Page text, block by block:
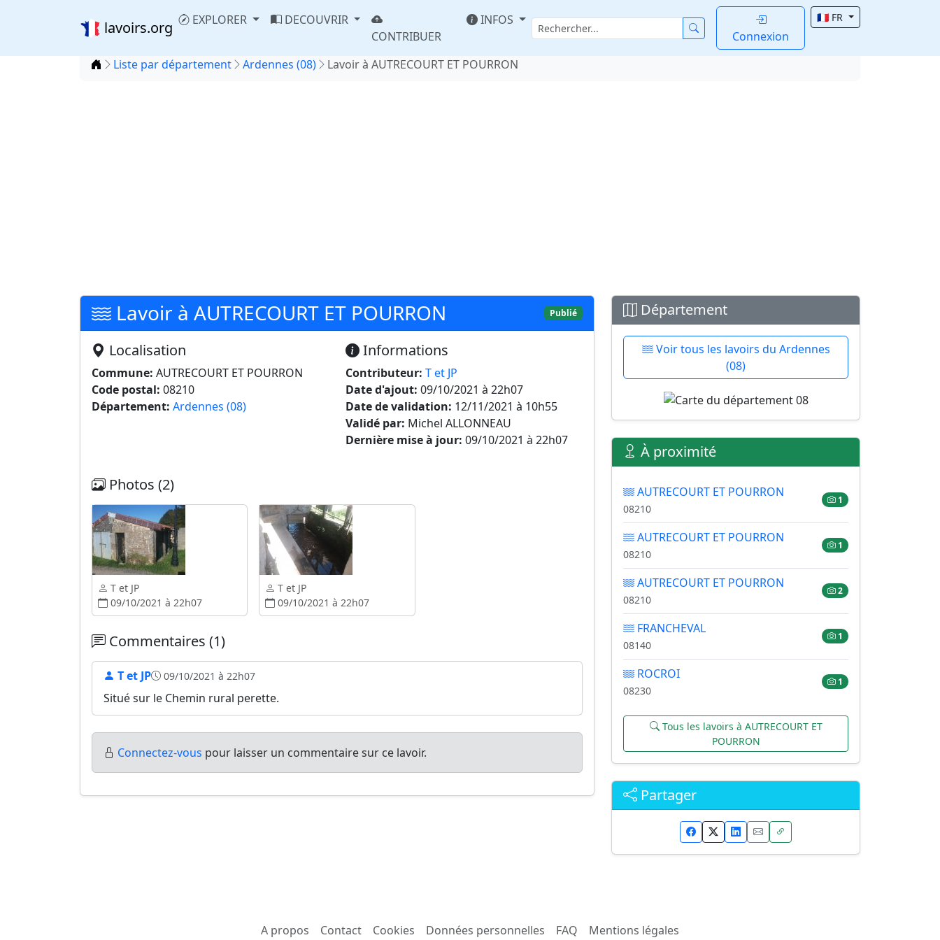
lavoirs.org EXPLORER
DECOUVRIR
CONTRIBUER
INFOS
Connexion
🇫🇷 FR
Accueil
Liste par département Ardennes (08) Lavoir à AUTRECOURT ET POURRON
Lavoir à AUTRECOURT ET POURRON Publié
Localisation
Commune: AUTRECOURT ET POURRON
Code postal: 08210
Département: Ardennes (08)
Informations
Contributeur: T et JP
Date d'ajout: 09/10/2021 à 22h07
Date de validation: 12/11/2021 à 10h55
Validé par: Michel ALLONNEAU
Dernière mise à jour: 09/10/2021 à 22h07
Photos (2)
T et JP
09/10/2021 à 22h07
T et JP
09/10/2021 à 22h07
Commentaires (1)
T et JP 09/10/2021 à 22h07
Situé sur le Chemin rural perette.
Connectez-vous pour laisser un commentaire sur ce lavoir.
Département
Voir tous les lavoirs du Ardennes
(08)
À proximité
AUTRECOURT ET POURRON
08210
1
AUTRECOURT ET POURRON
08210
1
AUTRECOURT ET POURRON
08210
2
FRANCHEVAL
08140
1
ROCROI
08230
1
Tous les lavoirs à AUTRECOURT ET
POURRON
Partager
A propos Contact Cookies Données personnelles FAQ Mentions légales